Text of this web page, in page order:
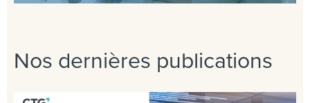
Nos dernières publications